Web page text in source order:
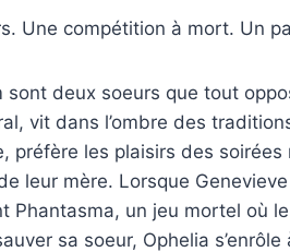
Une compétition à mort. Un
deux soeurs que tout
vit dans l’ombre des
préfère les plaisirs des
leur mère. Lorsque
Phantasma, un jeu mortel où
sa soeur, Ophelia